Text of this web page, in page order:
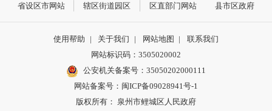
省设区市网站 辖区街道园区 区直部门网站 县市区政府
使用帮助 | 关于我们 | 网站地图 |
联系我们
网站标识码：3505020002
公安机关备案号：35050202000111
网站备案号：闽ICP备09028941号-1
版权所有： 泉州市鲤城区人民政府